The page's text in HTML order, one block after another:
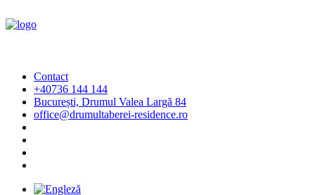
Contact
+40736 144 144
București, Drumul Valea Largă 84
office@drumultaberei-residence.ro